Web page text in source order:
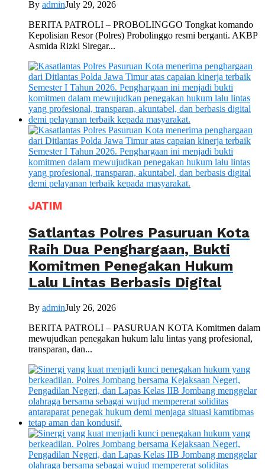
By adminJuly 29, 2026
BERITA PATROLI – PROBOLINGGO Tongkat komando
Kepolisian Resor (Polres) Probolinggo resmi berganti. AKBP
Asmida Rizki Siregar...
JATIM
Satlantas Polres Pasuruan Kota
Raih Dua Penghargaan, Bukti
Komitmen Penegakan Hukum
Lalu Lintas Berbasis Digital
By adminJuly 26, 2026
BERITA PATROLI – PASURUAN KOTA Komitmen dalam
mewujudkan penegakan hukum lalu lintas yang profesional,
transparan, dan...